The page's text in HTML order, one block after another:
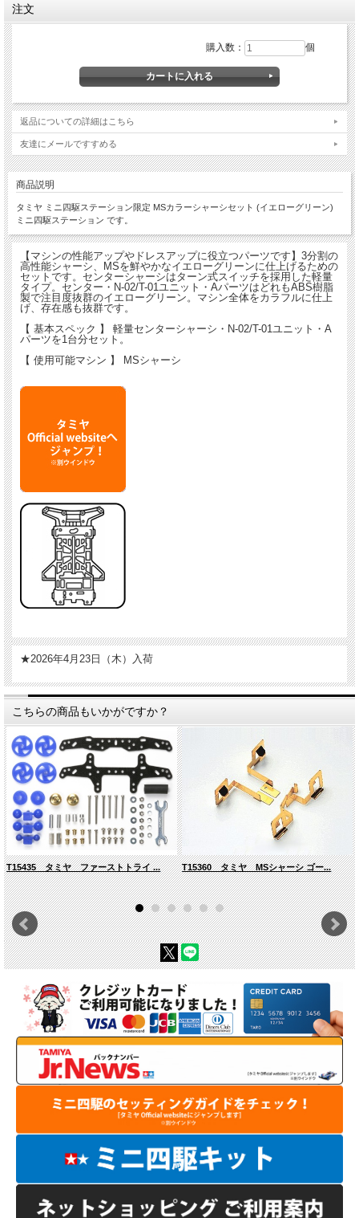
注文
購入数： 個
返品についての詳細はこちら
友達にメールですすめる
商品説明
タミヤ ミニ四駆ステーション限定 MSカラーシャーシセット (イエローグリーン)
ミニ四駆ステーション です。
【マシンの性能アップやドレスアップに役立つパーツです】3分割の
高性能シャーシ、MSを鮮やかなイエローグリーンに仕上げるための
セットです。センターシャーシはターン式スイッチを採用した軽量
タイプ。センター・N-02/T-01ユニット・AパーツはどれもABS樹脂
製で注目度抜群のイエローグリーン。マシン全体をカラフルに仕上
げ、存在感も抜群です。
【 基本スペック 】 軽量センターシャーシ・N-02/T-01ユニット・A
パーツを1台分セット。
【 使用可能マシン 】 MSシャーシ
★2026年4月23日（木）入荷
こちらの商品もいかがですか？
T15435 タミヤ ファーストトライ ... T15360 タミヤ MSシャーシ ゴー...